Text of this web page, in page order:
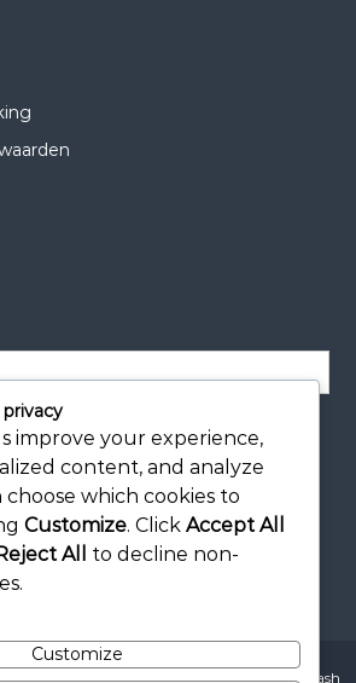
All rights reserved. Theme: Flash
improve your experience,
content, and analyze
choose which cookies to
Customize. Click Accept All
All
to decline non-
Customize